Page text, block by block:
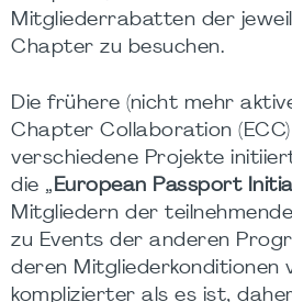
Mitgliederrabatten der
Chapter zu besuchen.
Die frühere (nicht mehr
Chapter Collaboration
verschiedene Projekte
die „ European Passport
Mitgliedern der
zu Events der anderen
deren Mitgliederkonditionen
komplizierter als es ist,